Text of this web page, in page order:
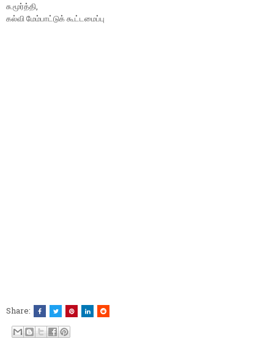
சு.மூர்த்தி,
கல்வி மேம்பாட்டுக் கூட்டமைப்பு
Share: